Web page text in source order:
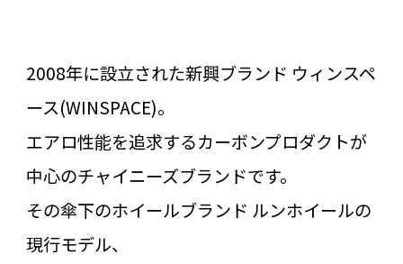
2008年に設立された新興ブランド ウィンスペ
ース(WINSPACE)。
エアロ性能を追求するカーボンプロダクトが
中心のチャイニーズブランドです。
その傘下のホイールブランド ルンホイールの
現行モデル、